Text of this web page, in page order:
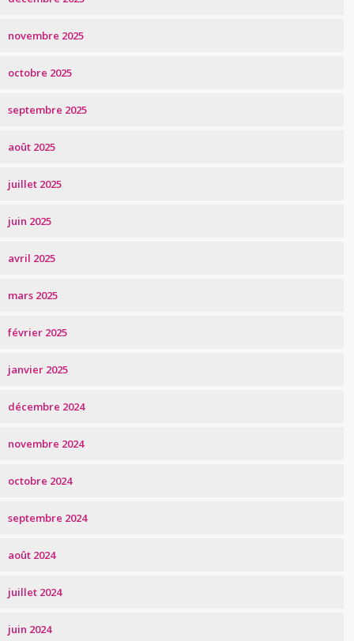
novembre 2025
octobre 2025
septembre 2025
août 2025
juillet 2025
juin 2025
avril 2025
mars 2025
février 2025
janvier 2025
décembre 2024
novembre 2024
octobre 2024
septembre 2024
août 2024
juillet 2024
juin 2024